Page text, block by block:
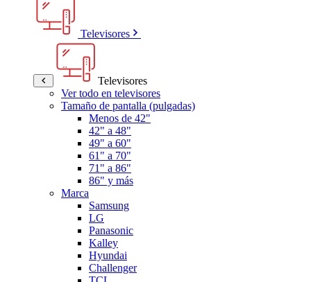
Televisores
Televisores
Ver todo en televisores
Tamaño de pantalla (pulgadas)
Menos de 42"
42" a 48"
49" a 60"
61" a 70"
71" a 86"
86" y más
Marca
Samsung
LG
Panasonic
Kalley
Hyundai
Challenger